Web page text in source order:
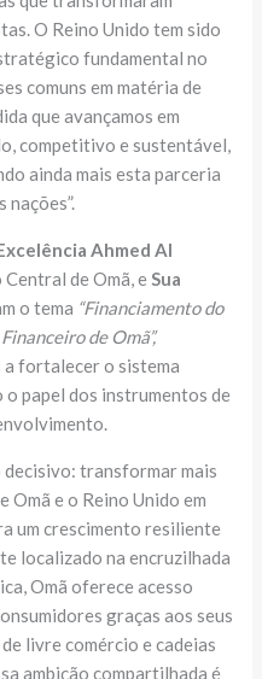
O Reino Unido tem sido
fundamental no
comuns em matéria de
que avançamos em
competitivo e sustentável,
ainda mais esta parceria
nações”.
Ahmed Al
de Omã, eSua
o tema “Financiamento do
de Omã”,
fortalecer o sistema
o papel dos instrumentos de
decisivo: transformar mais
Omã e o Reino Unido em
um crescimento resiliente
localizado na encruzilhada
Omã oferece acesso
graças aos seus
livre comércio e cadeias
ambição compartilhada é